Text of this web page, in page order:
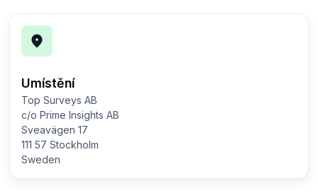
Umístění
Top Surveys AB
c/o Prime Insights AB
Sveavägen 17
111 57 Stockholm
Sweden